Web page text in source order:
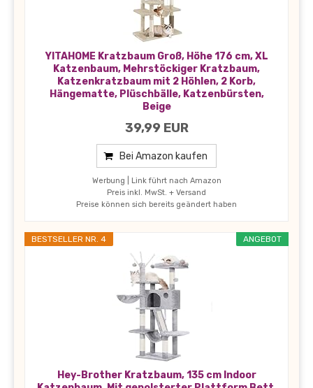
YITAHOME Kratzbaum Groß, Höhe 176 cm, XL
Katzenbaum, Mehrstöckiger Kratzbaum,
Katzenkratzbaum mit 2 Höhlen, 2 Korb,
Hängematte, Plüschbälle, Katzenbürsten,
Beige
39,99 EUR
Bei Amazon kaufen
Werbung | Link führt nach Amazon
Preis inkl. MwSt. + Versand
Preise können sich bereits geändert haben
ANGEBOT
BESTSELLER NR. 4
Hey-Brother Kratzbaum, 135 cm Indoor